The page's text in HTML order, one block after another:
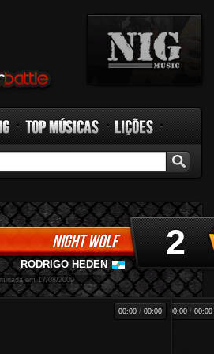
Facebook
NIGHT WOLF 2
-
RODRIGO HEDEN
em 17/08/2009
00:00 / 00:00
00:00 / 00:00